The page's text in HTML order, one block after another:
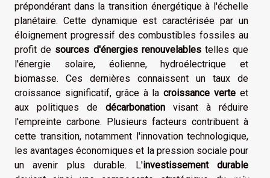
prépondérant dans la transition énergétique à l'échelle
planétaire. Cette dynamique est caractérisée par un
éloignement progressif des combustibles fossiles au
profit de sources d'énergies renouvelablestelles que
l'énergie solaire, éolienne, hydroélectrique et
biomasse. Ces dernières connaissent un taux de
croissance significatif, grâce à lacroissance verte et
aux politiques de décarbonation visant à réduire
l'empreinte carbone. Plusieurs facteurs contribuent à
cette transition, notamment l'innovation technologique,
les avantages économiques et la pression sociale pour
un avenir plus durable. L'investissement durable